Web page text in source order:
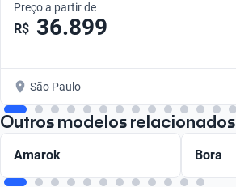
Preço a partir de
R$ 36.899
São Paulo
Outros modelos relacionados
Amarok Bora